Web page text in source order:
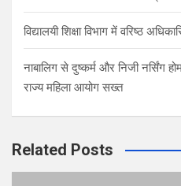
विद्यालयी शिक्षा विभाग में वरिष्ठ
नाबालिग से दुष्कर्म और निजी नर्सिंग
राज्य महिला आयोग सख्त
Related Posts